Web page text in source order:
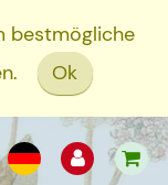
bestmögliche
Ok